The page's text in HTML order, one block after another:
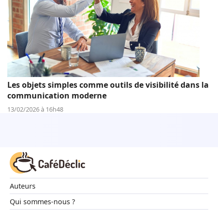
Les objets simples comme outils de visibilité dans la
communication moderne
13/02/2026 à 16h48
Auteurs
Qui sommes-nous ?